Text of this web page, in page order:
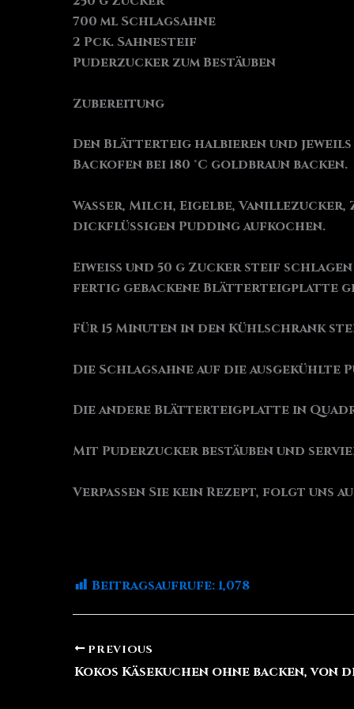
700 ml Schlagsahne
2 Pck. Sahnesteif
Puderzucker zum Bestäuben
Zubereitung
Den Blätterteig halbieren und jeweils
Backofen bei 180 °C goldbraun backen.
Wasser, Milch, Eigelbe,
dickflüssigen Pudding aufkochen.
Eiweiß und 50 g Zucker steif
fertig gebackene Blätterteigplatte
Für 15 Minuten in den Kühlschrank
Die Schlagsahne auf die
Die andere Blätterteigplatte in
Mit Puderzucker bestäuben und
Verpassen Sie kein Rezept, folgt uns
Beitragsaufrufe:1,078
PREVIOUS